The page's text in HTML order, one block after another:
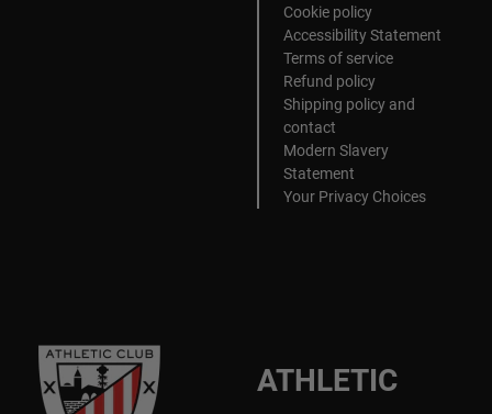
Cookie policy
Accessibility Statement
Terms of service
Refund policy
Shipping policy and
contact
Modern Slavery
Statement
Your Privacy Choices
ATHLETIC